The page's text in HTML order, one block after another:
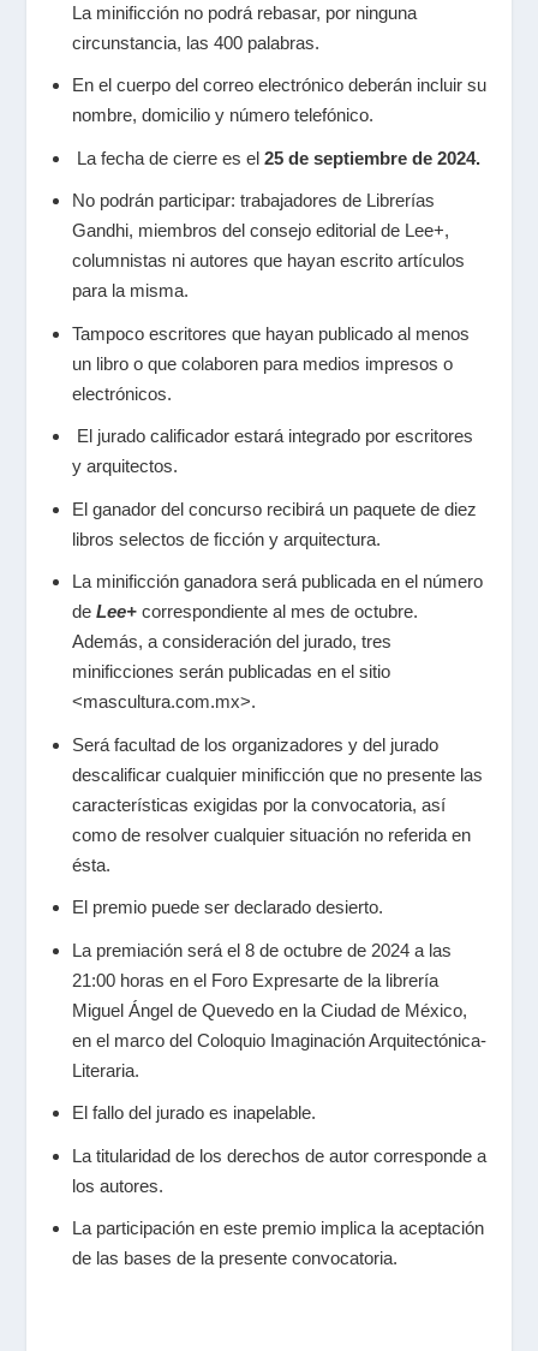
La minificción no podrá rebasar, por ninguna
circunstancia, las 400 palabras.
En el cuerpo del correo electrónico deberán incluir su
nombre, domicilio y número telefónico.
⁠ ⁠La fecha de cierre es el 25 de septiembre de 2024.
No podrán participar: trabajadores de Librerías
Gandhi, miembros del consejo editorial de Lee+,
columnistas ni autores que hayan escrito artículos
para la misma.
Tampoco escritores que hayan publicado al menos
un libro o que colaboren para medios impresos o
electrónicos.
⁠ El jurado calificador estará integrado por escritores
y arquitectos.
El ganador del concurso recibirá un paquete de diez
libros selectos de ficción y arquitectura.
La minificción ganadora será publicada en el número
de Lee+correspondiente al mes de octubre.
Además, a consideración del jurado, tres
minificciones serán publicadas en el sitio
<mascultura.com.mx>.
Será facultad de los organizadores y del jurado
descalificar cualquier minificción que no presente las
características exigidas por la convocatoria, así
como de resolver cualquier situación no referida en
ésta.
El premio puede ser declarado desierto.
⁠La premiación será el 8 de octubre de 2024 a las
21:00 horas en el Foro Expresarte de la librería
Miguel Ángel de Quevedo en la Ciudad de México,
en el marco del Coloquio Imaginación Arquitectónica-
Literaria.
El fallo del jurado es inapelable.
La titularidad de los derechos de autor corresponde a
los autores.
La participación en este premio implica la aceptación
de las bases de la presente convocatoria.